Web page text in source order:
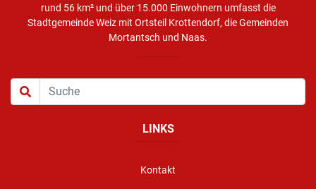
rund 56 km² und über 15.000 Einwohnern umfasst die
Stadtgemeinde Weiz mit Ortsteil Krottendorf, die Gemeinden
Mortantsch und Naas.
LINKS
Kontakt